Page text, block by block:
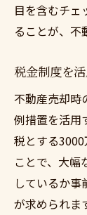
目を含むチェ
ることが、不
税金制度を
不動産売却時
例措置を活用
税とする
ことで、大幅
しているか事
が求められま